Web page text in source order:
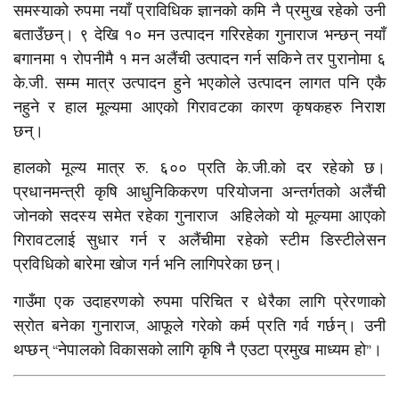
समस्याको रुपमा नयाँ प्राविधिक ज्ञानको कमि नै प्रमुख रहेको उनी
बताउँछन्। ९ देखि १० मन उत्पादन गरिरहेका गुनाराज भन्छन् नयाँ
बगानमा १ रोपनीमै १ मन अलैंची उत्पादन गर्न सकिने तर पुरानोमा ६
के.जी. सम्म मात्र उत्पादन हुने भएकोले उत्पादन लागत पनि एकै
नहुने र हाल मूल्यमा आएको गिरावटका कारण कृषकहरु निराश
छन्।
हालको मूल्य मात्र रु. ६०० प्रति के.जी.को दर रहेको छ।
प्रधानमन्त्री कृषि आधुनिकिकरण परियोजना अन्तर्गतको अलैंची
जोनको सदस्य समेत रहेका गुनाराज अहिलेको यो मूल्यमा आएको
गिरावटलाई सुधार गर्न र अलैंचीमा रहेको स्टीम डिस्टीलेसन
प्रविधिको बारेमा खोज गर्न भनि लागिपरेका छन्।
गाउँमा एक उदाहरणको रुपमा परिचित र धेरैका लागि प्रेरणाको
स्रोत बनेका गुनाराज, आफूले गरेको कर्म प्रति गर्व गर्छन्। उनी
थप्छन् “नेपालको विकासको लागि कृषि नै एउटा प्रमुख माध्यम हो”।